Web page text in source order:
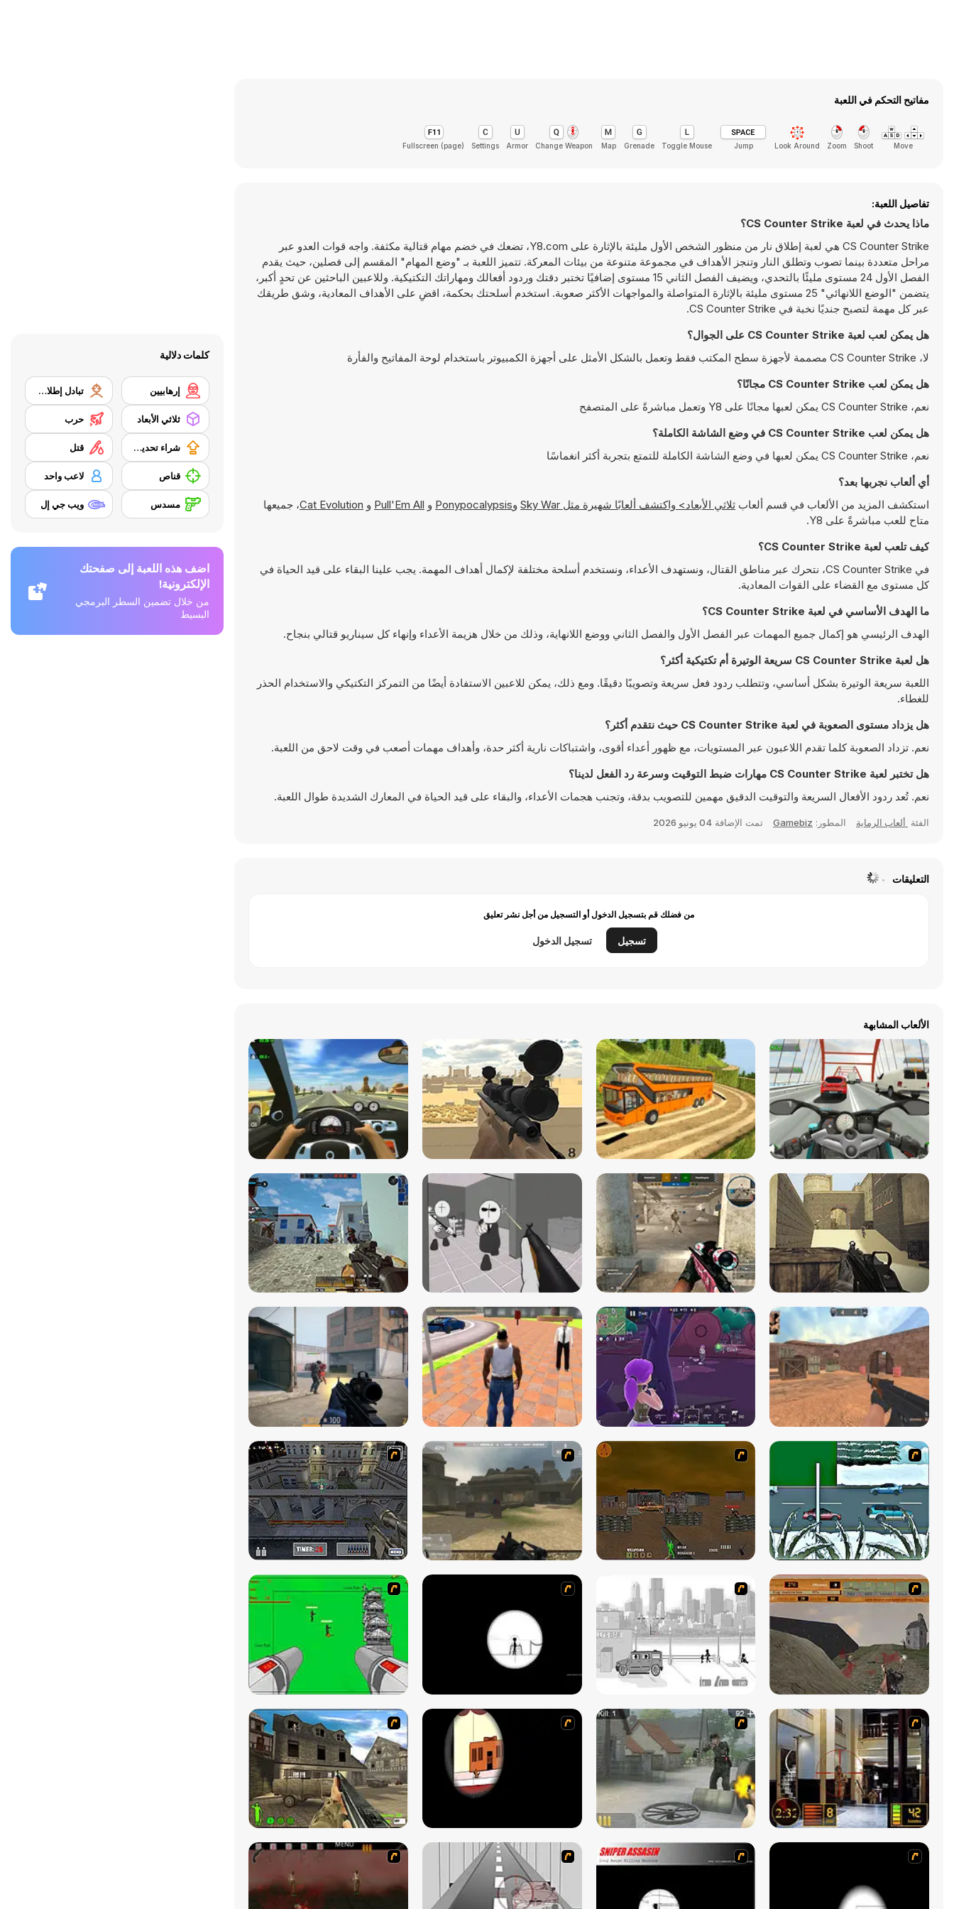
مفاتيح التحكم في اللعبة
Move
Shoot
Zoom
Look Around
Jump
Toggle Mouse
Grenade
Map
Change Weapon
Armor
Settings
Fullscreen (page)
تفاصيل اللعبة:
ماذا يحدث في لعبة CS Counter Strike؟
CS Counter Strike هي لعبة إطلاق نار من منظور الشخص الأول مليئة بالإثارة على Y8.com، تضعك في خضم مهام قتالية مكثفة. واجه قوات العدو عبر
مراحل متعددة بينما تصوب وتطلق النار وتنجز الأهداف في مجموعة متنوعة من بيئات المعركة. تتميز اللعبة بـ "وضع المهام" المقسم إلى فصلين، حيث يقدم
الفصل الأول 24 مستوى مليئًا بالتحدي، ويضيف الفصل الثاني 15 مستوى إضافيًا تختبر دقتك وردود أفعالك ومهاراتك التكتيكية. وللاعبين الباحثين عن تحدٍ أكبر،
يتضمن "الوضع اللانهائي" 25 مستوى مليئة بالإثارة المتواصلة والمواجهات الأكثر صعوبة. استخدم أسلحتك بحكمة، اقضِ على الأهداف المعادية، وشق طريقك
عبر كل مهمة لتصبح جنديًا نخبة في CS Counter Strike.
هل يمكن لعب لعبة CS Counter Strike على الجوال؟
لا، CS Counter Strike مصممة لأجهزة سطح المكتب فقط وتعمل بالشكل الأمثل على أجهزة الكمبيوتر باستخدام لوحة المفاتيح والفأرة
هل يمكن لعب CS Counter Strike مجانًا؟
نعم، CS Counter Strike يمكن لعبها مجانًا على Y8 وتعمل مباشرةً على المتصفح
هل يمكن لعب CS Counter Strike في وضع الشاشة الكاملة؟
نعم، CS Counter Strike يمكن لعبها في وضع الشاشة الكاملة للتمتع بتجربة أكثر انغماسًا
أي ألعاب نجربها بعد؟
استكشف المزيد من الألعاب في قسم ألعاب ثلاثي الأبعاد> واكتشف ألعابًا شهيرة مثل Sky War وPonypocalypsis و Pull'Em All و Cat Evolution، جميعها
متاح للعب مباشرةً على Y8.
كيف تلعب لعبة CS Counter Strike؟
في CS Counter Strike، نتحرك عبر مناطق القتال، ونستهدف الأعداء، ونستخدم أسلحة مختلفة لإكمال أهداف المهمة. يجب علينا البقاء على قيد الحياة في
كل مستوى مع القضاء على القوات المعادية.
ما الهدف الأساسي في لعبة CS Counter Strike؟
الهدف الرئيسي هو إكمال جميع المهمات عبر الفصل الأول والفصل الثاني ووضع اللانهاية، وذلك من خلال هزيمة الأعداء وإنهاء كل سيناريو قتالي بنجاح.
هل لعبة CS Counter Strike سريعة الوتيرة أم تكتيكية أكثر؟
اللعبة سريعة الوتيرة بشكل أساسي، وتتطلب ردود فعل سريعة وتصويبًا دقيقًا. ومع ذلك، يمكن للاعبين الاستفادة أيضًا من التمركز التكتيكي والاستخدام الحذر
للغطاء.
هل يزداد مستوى الصعوبة في لعبة CS Counter Strike حيث نتقدم أكثر؟
نعم. تزداد الصعوبة كلما تقدم اللاعبون عبر المستويات، مع ظهور أعداء أقوى، واشتباكات نارية أكثر حدة، وأهداف مهمات أصعب في وقت لاحق من اللعبة.
هل تختبر لعبة CS Counter Strike مهارات ضبط التوقيت وسرعة رد الفعل لدينا؟
نعم. تُعد ردود الأفعال السريعة والتوقيت الدقيق مهمين للتصويب بدقة، وتجنب هجمات الأعداء، والبقاء على قيد الحياة في المعارك الشديدة طوال اللعبة.
الفئة ألعاب الرماية المطور: Gamebiz تمت الإضافة 04 يونيو 2026
التعليقات
من فضلك قم بتسجيل الدخول أو التسجيل من أجل نشر تعليق
تسجيل تسجيل الدخول
الألعاب المشابهة
كلمات دلالية
إرهابيين تبادل إطلاق النار
ثلاثي الأبعاد حرب
شراء تحديث المعدات قتل
قناص لاعب واحد
مسدس ويب جي إل
اضف هذه اللعبة إلى صفحتك
الإلكترونية!
من خلال تضمين السطر البرمجي
البسيط